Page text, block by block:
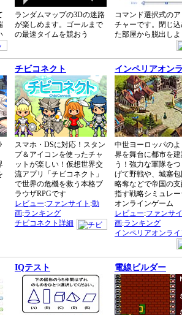
ランダムマップの3Dの迷路
が楽しめます。ゴールまで
の最速タイムを競おう
コマンド選択式の
チャーです。閉じ
た部屋から脱出し
チビコネクト
スマホ・DSに対応！スタン
プ＆アイコンを使ったチャ
ットが楽しい！仮想世界交
流アプリ「チビコネクト」
で世界の危機を救う本格ブ
ラウザRPGです
レビュー:ファンサイト :動
画:ランキング
チビコネクト詳細
インペリアオン
中世ヨーロッパの
界を舞台に都市を
う！強力な軍隊を
げて野戦や、城塞
略奪などで帝国の
指す戦略シミュレ
オンラインゲーム
レビュー:ファンサ
画:ランキング
インペリアオンラ
IQテスト 電線ビルダー